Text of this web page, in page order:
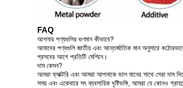
FAQ
আপনার পণ্যগুলির গুণমান কীভাবে?
আমাদের পণ্যগুলি জাতীয় এবং আন্তর্জাতিক মান অনুসারে
প্রসবের আগে প্রতিটি মেশিনে।
দাম কেমন?
আমরা ফ্যাক্টরি এবং আমরা আপনাকে ভাল মানের সাথে সেরা দাম
সময় এবং একেবারে সৎ ব্যবসায়িক দৃষ্টিভঙ্গি, আমরা যে কোনও